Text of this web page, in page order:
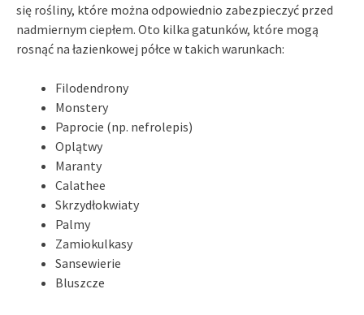
się rośliny, które można odpowiednio zabezpieczyć przed
nadmiernym ciepłem. Oto kilka gatunków, które mogą
rosnąć na łazienkowej półce w takich warunkach:
Filodendrony
Monstery
Paprocie (np. nefrolepis)
Oplątwy
Maranty
Calathee
Skrzydłokwiaty
Palmy
Zamiokulkasy
Sansewierie
Bluszcze